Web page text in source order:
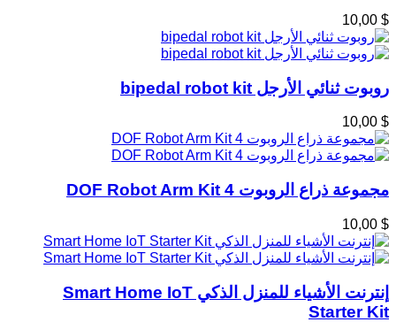
$ 10,00
روبوت ثنائي الأرجل bipedal robot kit
$ 10,00
مجموعة ذراع الروبوت 4 DOF Robot Arm Kit
$ 10,00
إنترنت الأشياء للمنزل الذكي Smart Home IoT
Starter Kit